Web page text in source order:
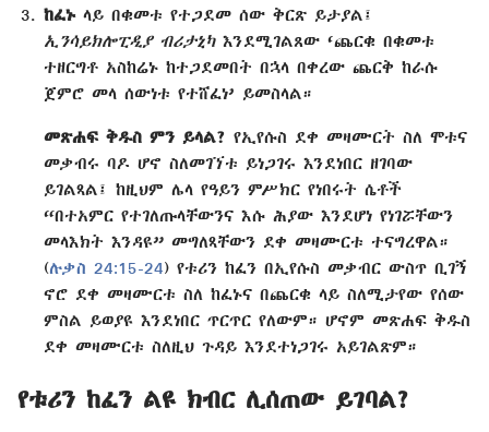
ከፈኑላይ በቁመቱ የተጋደመ ሰው ቅርጽ ይታያል፤
ኢንሳይክሎፒዲያ ብሪታኒካእንደሚገልጸው ‘ጨርቁ በቁመቱ
ተዘርግቶ አስከሬኑ ከተጋደመበት በኋላ በቀረው ጨርቅ ከራሱ
ጀምሮ መላ ሰውነቱ የተሸፈነ’ ይመስላል።
መጽሐፍ ቅዱስ ምን ይላል? የኢየሱስ ደቀ መዛሙርት ስለ ሞቱና
መቃብሩ ባዶ ሆኖ ስለመገኘቱ ይነጋገሩ እንደነበር ዘገባው
ይገልጻል፤ ከዚህም ሌላ የዓይን ምሥክር የነበሩት ሴቶች
“በተአምር የተገለጡላቸውንና እሱ ሕያው እንደሆነ የነገሯቸውን
መላእክት እንዳዩ” መግለጻቸውን ደቀ መዛሙርቱ ተናግረዋል።
(ሉቃስ 24:15-24) የቱሪን ከፈን በኢየሱስ መቃብር ውስጥ ቢገኝ
ኖሮ ደቀ መዛሙርቱ ስለ ከፈኑና በጨርቁ ላይ ስለሚታየው የሰው
ምስል ይወያዩ እንደነበር ጥርጥር የለውም። ሆኖም መጽሐፍ ቅዱስ
ደቀ መዛሙርቱ ስለዚህ ጉዳይ እንደተነጋገሩ አይገልጽም።
የቱሪን ከፈን ልዩ ክብር ሊሰጠው ይገባል?